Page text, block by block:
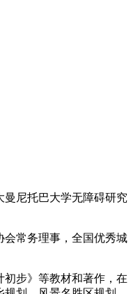
尼托巴大学无障碍研究
常务理事，全国优秀城
步》等教材和著作，在